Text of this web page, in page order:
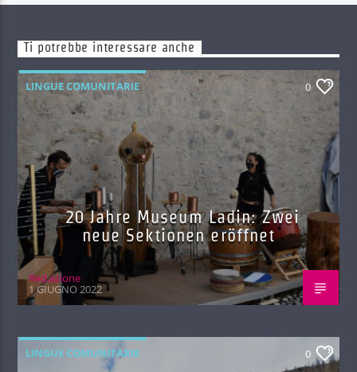
Ti potrebbe interessare anche
LINGUE COMUNITARIE 0
20 Jahre Museum Ladin: Zwei
neue Sektionen eröffnet
Red.azione
1 GIUGNO 2022
LINGUE COMUNITARIE 0